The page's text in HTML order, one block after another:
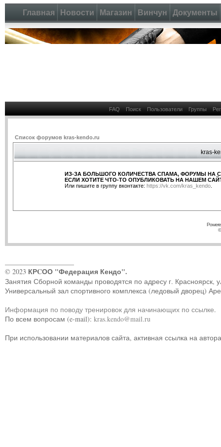
Главная Новости Магазин Винчун Документы
FAQ Поиск Пользователи Группы
Список форумов kras-kendo.ru
kras-
ИЗ-ЗА БОЛЬШОГО КОЛИЧЕСТВА СПАМА, ФОРУМЫ НА
ЕСЛИ ХОТИТЕ ЧТО-ТО ОПУБЛИКОВАТЬ НА НАШЕМ
Или пишите в группу вконтакте: https://vk.com/kras_kendo
© 2023 КРCОО "Федерация Кендо".
Занятия Сборной команды проводятся по адресу г. Красноярск,
Универсальный зал спортивного комплекса (ледовый дворец)
Информация по поводу тренировок для начинающих по ссылке.
По всем вопросам (e-mail): kras.kendo@mail.ru
При использовании материалов сайта, активная ссылка на